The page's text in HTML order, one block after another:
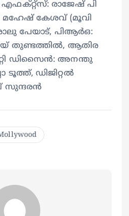
രാജേഷ്‌ പി
കേശവ് (മൂവി
പേയാട്, പിആര്‍ഒ:
തുണ്ടത്തില്‍, ആതിര
ഡിസൈൻ: അനന്തു
ഡിജിറ്റല്‍
സുന്ദരൻ